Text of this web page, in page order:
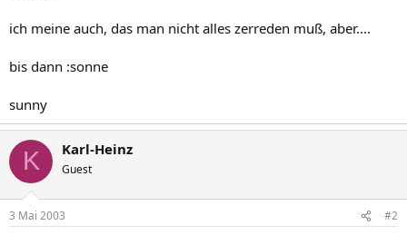
ich meine auch, das man nicht alles zerreden muß, aber....
bis dann :sonne
sunny
K Karl-Heinz
Guest
3 Mai 2003 #2